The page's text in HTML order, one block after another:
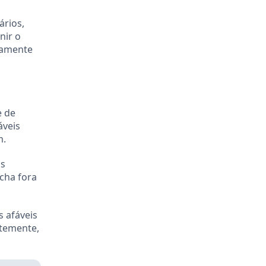
o
de
fora
afáveis